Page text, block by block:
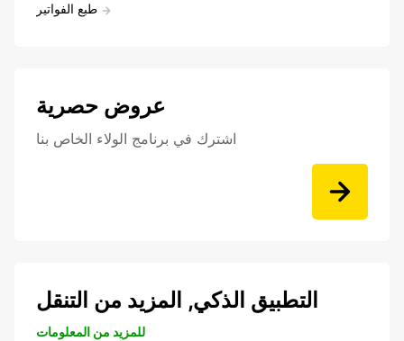
طبع الفواتير
عروض حصرية
اشترك في برنامج الولاء الخاص بنا
التطبيق الذكي, المزيد من التنقل
للمزيد من المعلومات